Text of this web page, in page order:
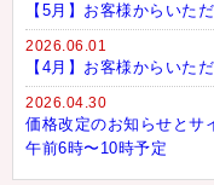
【5月】お客様からいた
2026.06.01
【4月】お客様からいた
2026.04.30
価格改定のお知らせとサ
午前6時〜10時予定